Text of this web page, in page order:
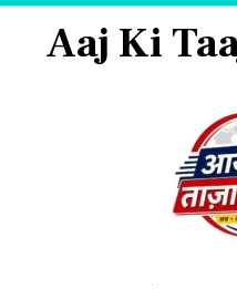
Aaj Ki